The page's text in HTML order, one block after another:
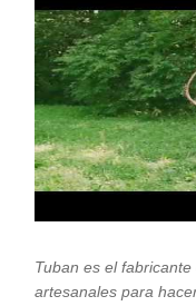
Tuban es el
artesanales para